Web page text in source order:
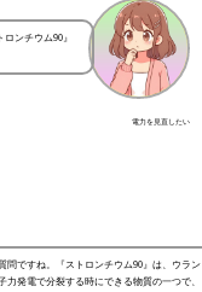
電力を見直したい
ンチウム90』
問ですね。『ストロンチウム90』は、ウラン
力発電で分裂する時にできる物質の一つで、